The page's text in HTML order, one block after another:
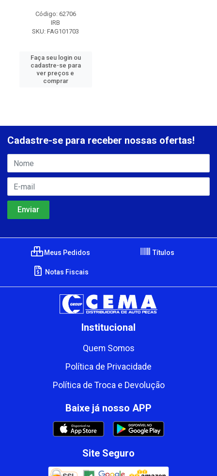
Código: 62706
IRB
SKU: FAG101703
Faça seu login ou
cadastre-se para
ver preços e
comprar
Cadastre-se para receber nossas ofertas!
Meus Pedidos Títulos
Notas Fiscais
Institucional
Quem Somos
Política de Privacidade
Política de Troca e Devolução
Baixe já nosso APP
Site Seguro